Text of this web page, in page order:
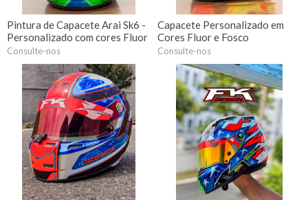
Pintura de Capacete Arai Sk6 -
Personalizado com cores Fluor
Consulte-nos
Capacete Personalizado em
Cores Fluor e Fosco
Consulte-nos